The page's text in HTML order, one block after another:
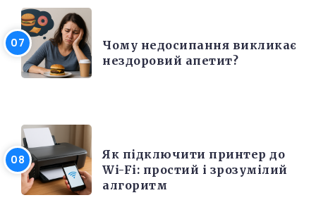
Чому недосипання викликає
нездоровий апетит?
Як підключити принтер до
Wi-Fi: простий і зрозумілий
алгоритм